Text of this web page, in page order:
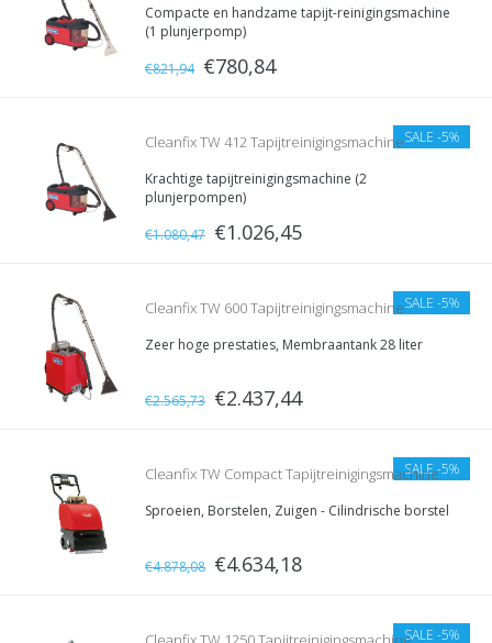
Compacte en handzame tapijt-reinigingsmachine
(1 plunjerpomp)
€821,94 €780,84
SALE -5%
Cleanfix TW 412 Tapijtreinigingsmachine
Krachtige tapijtreinigingsmachine (2
plunjerpompen)
€1.080,47 €1.026,45
SALE -5%
Cleanfix TW 600 Tapijtreinigingsmachine
Zeer hoge prestaties, Membraantank 28 liter
€2.565,73 €2.437,44
SALE-5%
Cleanfix TW Compact Tapijtreinigingsmachine
Sproeien, Borstelen, Zuigen - Cilindrische borstel
€4.878,08 €4.634,18
SALE -5%